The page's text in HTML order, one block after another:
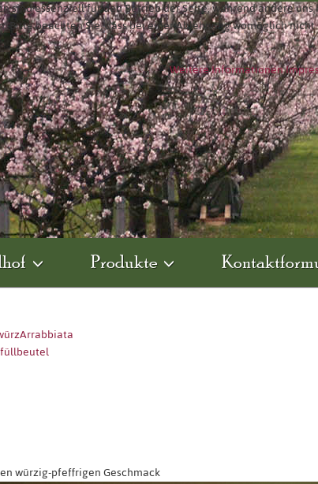
Produkte
Arrabbiata
würzig-pfeffrigen Geschmack
sind essenziell für den Betrieb der Seite, während andere
Bitte beachten Sie, dass bei einer Ablehnung womöglich
Weitere Informationen